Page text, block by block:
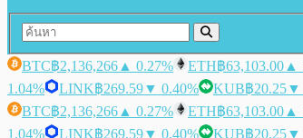
BTC฿2,136,266 ▲ 0.27% ETH฿63,103.00 ▲
1.04%
LINK฿269.59▼ 0.40% KUB฿20.25▼
BTC฿2,136,266 ▲ 0.27% ETH฿63,103.00 ▲
1.04%
LINK฿269.59▼ 0.40% KUB฿20.25▼